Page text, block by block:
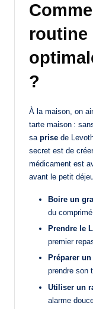
routine
?
À la maison, on
tarte maison :
sa prise de
secret est de
médicament est
avant le petit
Boire un
du
Prendre le
premier
Préparer
prendre son
Utiliser un
alarme